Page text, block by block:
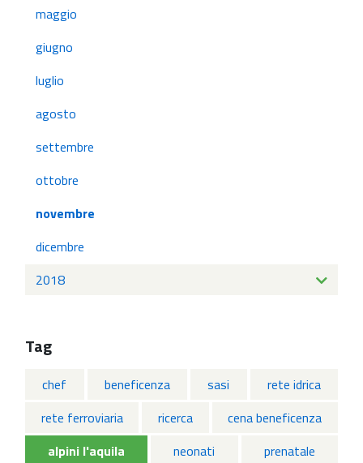
maggio
giugno
luglio
agosto
settembre
ottobre
novembre
dicembre
2018
Tag
chef beneficenza sasi
rete idrica
rete ferroviaria
ricerca
cena beneficenza
alpini l'aquila
neonati prenatale